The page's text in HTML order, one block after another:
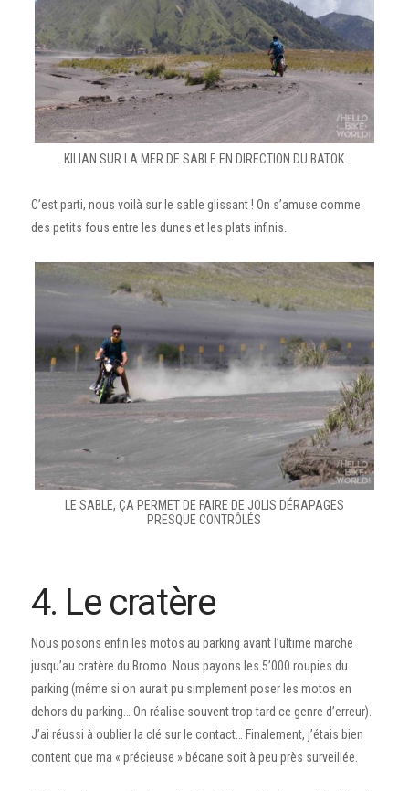
KILIAN SUR LA MER DE SABLE EN DIRECTION DU BATOK
C’est parti, nous voilà sur le sable glissant ! On s’amuse comme
des petits fous entre les dunes et les plats infinis.
LE SABLE, ÇA PERMET DE FAIRE DE JOLIS DÉRAPAGES
PRESQUE CONTRÔLÉS
4. Le cratère
Nous posons enfin les motos au parking avant l’ultime marche
jusqu’au cratère du Bromo. Nous payons les 5’000 roupies du
parking (même si on aurait pu simplement poser les motos en
dehors du parking… On réalise souvent trop tard ce genre d’erreur).
J’ai réussi à oublier la clé sur le contact… Finalement, j’étais bien
content que ma « précieuse » bécane soit à peu près surveillée.